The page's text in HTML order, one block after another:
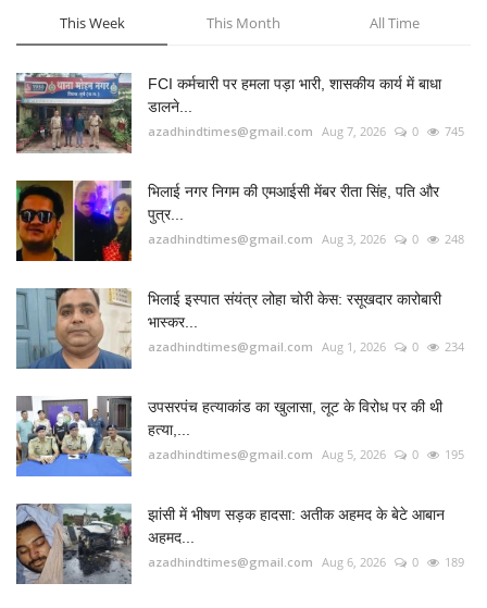
This Week This Month All Time
FCI कर्मचारी पर हमला पड़ा भारी, शासकीय कार्य में बाधा
डालने...
azadhindtimes@gmail.com Aug 7, 2026 0 745
भिलाई नगर निगम की एमआईसी मेंबर रीता सिंह, पति और
पुत्र...
azadhindtimes@gmail.com Aug 3, 2026 0 248
भिलाई इस्पात संयंत्र लोहा चोरी केस: रसूखदार कारोबारी
भास्कर...
azadhindtimes@gmail.com Aug 1, 2026 0 234
उपसरपंच हत्याकांड का खुलासा, लूट के विरोध पर की थी
हत्या,...
azadhindtimes@gmail.com Aug 5, 2026 0 195
झांसी में भीषण सड़क हादसा: अतीक अहमद के बेटे आबान
अहमद...
azadhindtimes@gmail.com Aug 6, 2026 0 189